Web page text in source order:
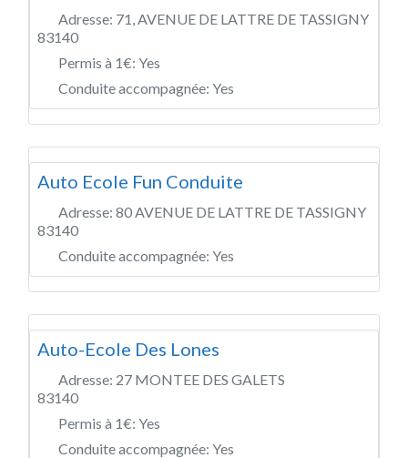
Adresse: 71, AVENUE DE LATTRE DE TASSIGNY
83140
Permis à 1€: Yes
Conduite accompagnée: Yes
Auto Ecole Fun Conduite
Adresse: 80 AVENUE DE LATTRE DE TASSIGNY
83140
Conduite accompagnée: Yes
Auto-Ecole Des Lones
Adresse: 27 MONTEE DES GALETS
83140
Permis à 1€: Yes
Conduite accompagnée: Yes